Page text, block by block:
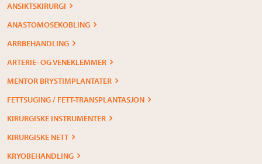
ANSIKTSKIRURGI
ANASTOMOSEKOBLING
ARRBEHANDLING
ARTERIE- OG VENEKLEMMER
MENTOR BRYSTIMPLANTATER
FETTSUGING / FETT-TRANSPLANTASJON
KIRURGISKE INSTRUMENTER
KIRURGISKE NETT
KRYOBEHANDLING